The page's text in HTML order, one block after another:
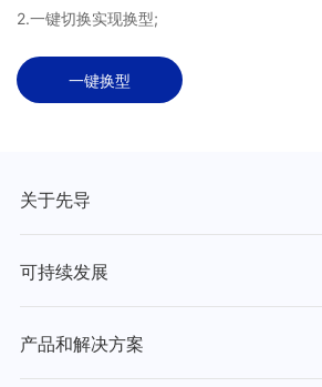
2.一键切换实现换型;
一键换型
关于先导
可持续发展
产品和解决方案